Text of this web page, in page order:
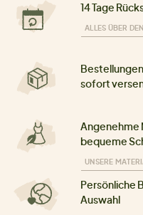
14 Tage
ALLES ÜBER
sofort
Angenehme
bequeme
UNSERE
Persönliche
Auswahl